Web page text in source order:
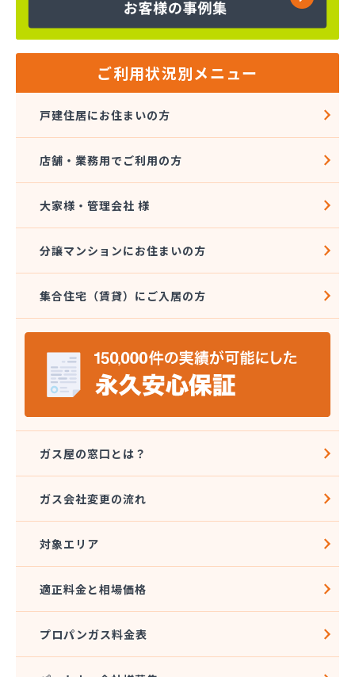
ご利用状況別メニュー
戸建住居にお住まいの方
店舗・業務用でご利用の方
大家様・管理会社 様
分譲マンションにお住まいの方
集合住宅（賃貸）にご入居の方
ガス屋の窓口とは？
ガス会社変更の流れ
対象エリア
適正料金と相場価格
プロパンガス料金表